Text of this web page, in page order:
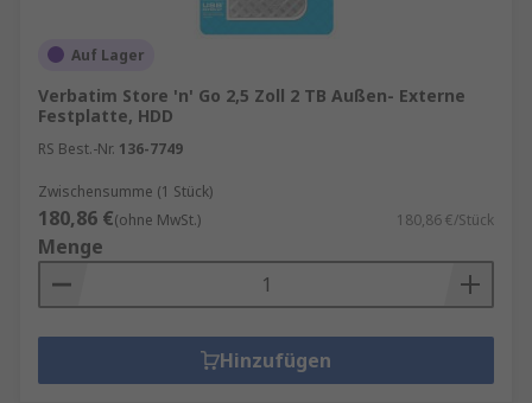
Auf Lager
Verbatim Store 'n' Go 2,5 Zoll 2 TB Außen- Externe
Festplatte, HDD
RS Best.-Nr. 136-7749
Zwischensumme (1 Stück)
180,86 €(ohne MwSt.) 180,86 €/Stück
Menge
Hinzufügen